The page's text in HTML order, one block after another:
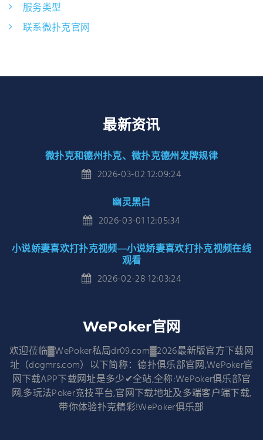
服务类型
联系微扑克官网
最新资讯
微扑克和德州扑克、微扑克德州发牌规律
2026-03-02 12:09:24
幽灵黑白
2026-03-01 12:05:34
小说娇妻喜欢打扑克视频—小说娇妻喜欢打扑克视频在线
观看
2026-02-28 12:03:24
WePoker官网
欢迎莅临▓WePoker私局dr09.com▓2026最新版官方下载网
址（dogmrs.com）以下简称：德扑俱乐部官网,WePoker官
网下载APP下载网址是多少✔全站,全称:WePoker俱乐部官
网,多玩法Poker竞技平台,官网下载地址及多端客户端下载,
带你体验扑克精彩!WePoker俱乐部